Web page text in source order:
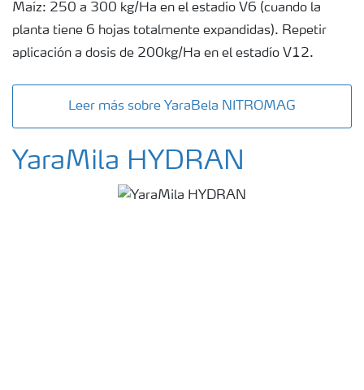
Maíz: 250 a 300 kg/Ha en el estadío V6 (cuando la
planta tiene 6 hojas totalmente expandidas). Repetir
aplicación a dosis de 200kg/Ha en el estadío V12.
Leer más sobre YaraBela NITROMAG
YaraMila HYDRAN